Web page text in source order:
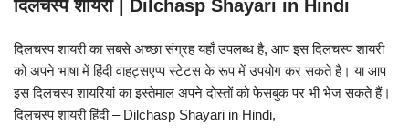
दिलचस्प शायरी | Dilchasp Shayari in Hindi
दिलचस्प शायरी का सबसे अच्छा संग्रह यहाँ उपलब्ध है, आप इस दिलचस्प शायरी
को अपने भाषा में हिंदी वाहट्सएप्प स्टेटस के रूप में उपयोग कर सकते है। या आप
इस दिलचस्प शायरियां का इस्तेमाल अपने दोस्तों को फेसबुक पर भी भेज सकते हैं।
दिलचस्प शायरी हिंदी – Dilchasp Shayari in Hindi,